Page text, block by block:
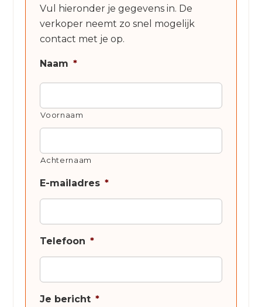
Vul hieronder je gegevens in. De
verkoper neemt zo snel mogelijk
contact met je op.
Naam *
Voornaam
Achternaam
E-mailadres *
Telefoon *
Je bericht *